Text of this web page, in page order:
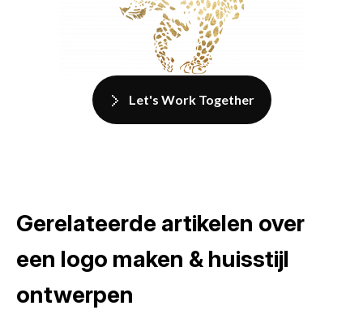
Let's Work Together
Gerelateerde artikelen over
een logo maken & huisstijl
ontwerpen